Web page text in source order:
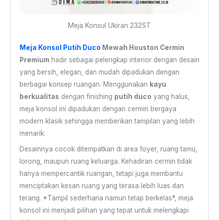
Meja Konsul Ukiran 232ST
Meja Konsol Putih Duco Mewah Houston Cermin
Premium hadir sebagai pelengkap interior dengan desain
yang bersih, elegan, dan mudah dipadukan dengan
berbagai konsep ruangan. Menggunakan kayu
berkualitas dengan finishing putih duco yang halus,
meja konsol ini dipadukan dengan cermin bergaya
modern klasik sehingga memberikan tampilan yang lebih
menarik.
Desainnya cocok ditempatkan di area foyer, ruang tamu,
lorong, maupun ruang keluarga. Kehadiran cermin tidak
hanya mempercantik ruangan, tetapi juga membantu
menciptakan kesan ruang yang terasa lebih luas dan
terang. *Tampil sederhana namun tetap berkelas*, meja
konsol ini menjadi pilihan yang tepat untuk melengkapi